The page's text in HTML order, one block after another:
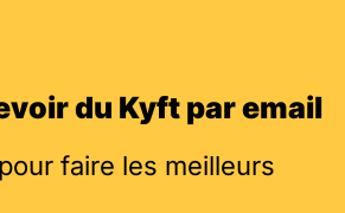
du Kyft par email
faire les meilleurs